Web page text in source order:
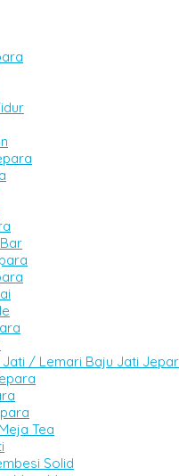
Jati / Lemari Baju Jati
Tea
Solid